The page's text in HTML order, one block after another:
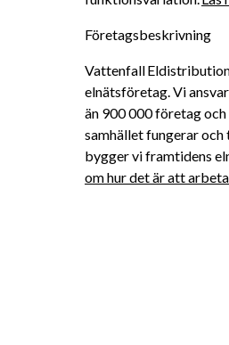
Företagsbeskrivning
Vattenfall
elnätsföretag. Vi
än 900 000 företag
samhället fungerar och
bygger vi framtidens
om hur det är att